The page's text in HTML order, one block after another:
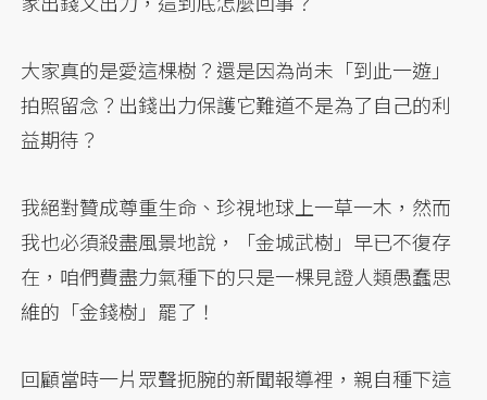
大家真的是愛這棵樹？還是因為尚未「到此一遊」
拍照留念？出錢出力保護它難道不是為了自己的利
益期待？
我絕對贊成尊重生命、珍視地球上一草一木，然而
我也必須殺盡風景地說，「金城武樹」早已不復存
在，咱們費盡力氣種下的只是一棵見證人類愚蠢思
維的「金錢樹」罷了！
回顧當時一片眾聲扼腕的新聞報導裡，親自種下這